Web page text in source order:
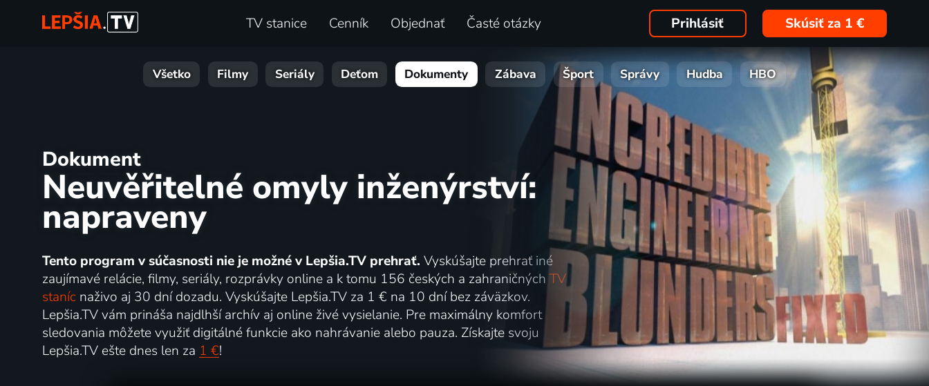
TV stanice Cenník Objednať Časté otázky Prihlásiť Skúsiť za 1 €
Všetko Filmy Seriály Deťom Dokumenty Zábava Šport Správy Hudba HBO
Dokument
Neuvěřitelné omyly inženýrství:
napraveny
Tento program v súčasnosti nie je možné v Lepšia.TV prehrať. Vyskúšajte prehrať iné
zaujímavé relácie, filmy, seriály, rozprávky online a k tomu 156 českých a zahraničných TV
stanícnaživo aj 30 dní dozadu. Vyskúšajte Lepšia.TV za 1 € na 10 dní bez záväzkov.
Lepšia.TV vám prináša najdlhší archív aj online živé vysielanie. Pre maximálny komfort
sledovania môžete využiť digitálné funkcie ako nahrávanie alebo pauza. Získajte svoju
Lepšia.TV ešte dnes len za 1 €!